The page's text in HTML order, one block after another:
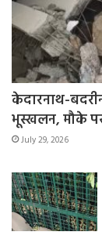
केदारनाथ-
भूस्खलन, मौके
July 29, 2026